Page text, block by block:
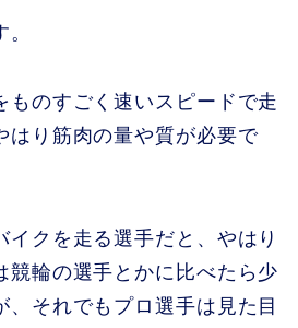
ものすごく速いスピードで走
はり筋肉の量や質が必要で
イクを走る選手だと、やはり
競輪の選手とかに比べたら少
、それでもプロ選手は見た目